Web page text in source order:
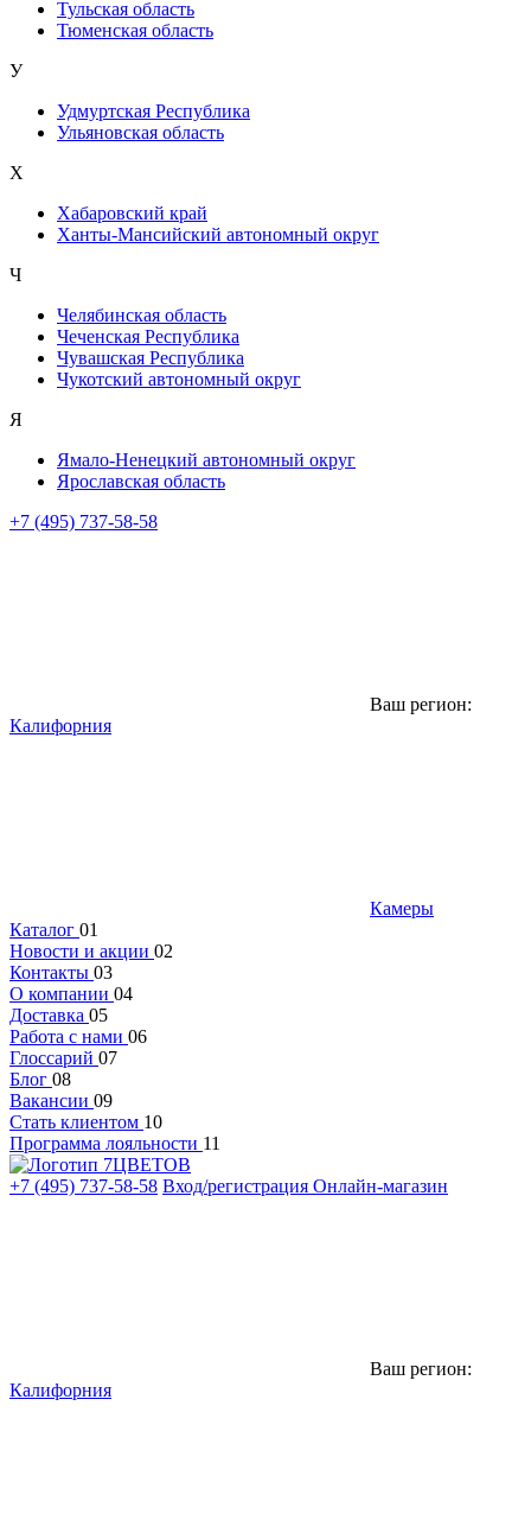
Тульская область
Тюменская область
У
Удмуртская Республика
Ульяновская область
Х
Хабаровский край
Ханты-Мансийский автономный округ
Ч
Челябинская область
Чеченская Республика
Чувашская Республика
Чукотский автономный округ
Я
Ямало-Ненецкий автономный округ
Ярославская область
+7 (495) 737-58-58
Ваш регион:
Калифорния
Камеры
Каталог 01
Новости и акции 02
Контакты 03
О компании 04
Доставка 05
Работа с нами 06
Глоссарий 07
Блог 08
Вакансии 09
Стать клиентом 10
Программа лояльности 11
+7 (495) 737-58-58 Вход/регистрация Онлайн-магазин
Ваш регион:
Калифорния